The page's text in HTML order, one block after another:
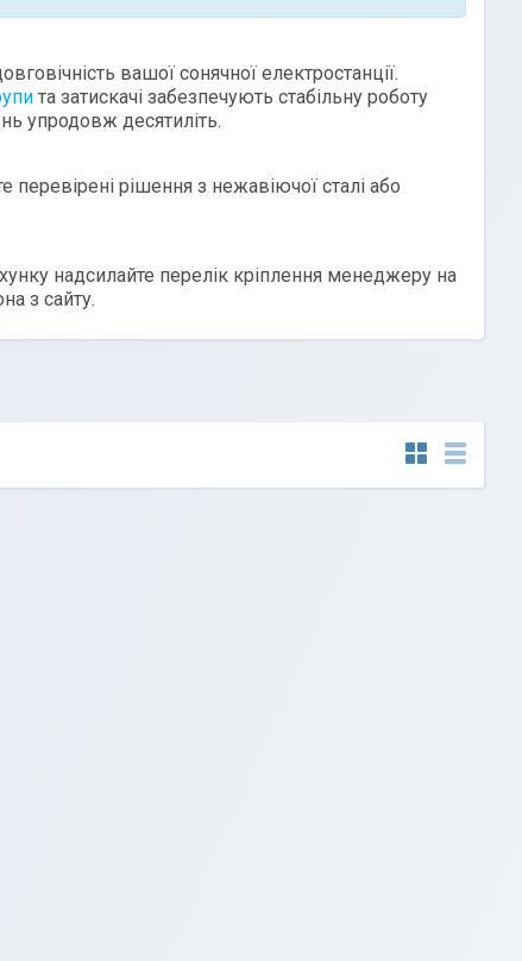
вашої сонячної електростанції.
та затискачі забезпечують стабільну роботу
упродовж десятиліть.
рішення з нежавіючої сталі або
надсилайте перелік кріплення менеджеру на
з сайту.